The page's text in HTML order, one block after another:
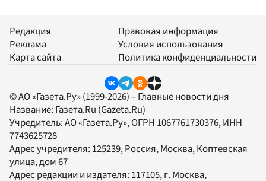
Редакция
Реклама
Карта сайта
Правовая информация
Условия использования
Политика конфиденциальности
© АО «Газета.Ру» (1999-2026) – Главные новости дня
Название: Газета.Ru (Gazeta.Ru)
Учредитель:АО «Газета.Ру», ОГРН 1067761730376, ИНН
7743625728
Адрес учредителя: 125239, Россия, Москва, Коптевская
улица, дом 67
Адрес редакции и издателя: 117105, г. Москва,